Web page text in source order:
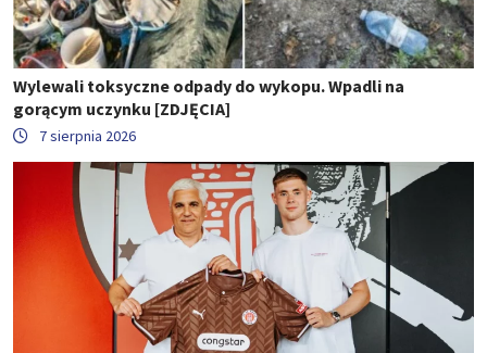
Wylewali toksyczne odpady do wykopu. Wpadli na
gorącym uczynku [ZDJĘCIA]
7 sierpnia 2026